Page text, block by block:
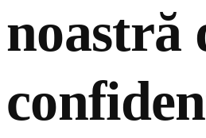
noastră